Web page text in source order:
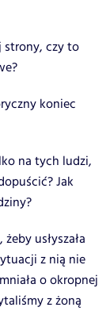
strony, czy to
koniec
na tych ludzi,
Jak
usłyszała
z nią nie
o okropnej
z żoną